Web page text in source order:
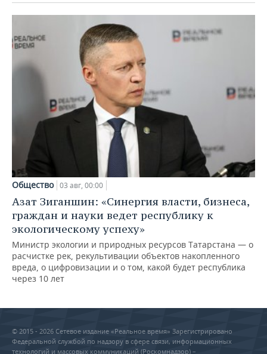
Общество 03 авг, 00:00
Азат Зиганшин: «Синергия власти, бизнеса,
граждан и науки ведет республику к
экологическому успеху»
Министр экологии и природных ресурсов Татарстана — о
расчистке рек, рекультивации объектов накопленного
вреда, о цифровизации и о том, какой будет республика
через 10 лет
© 2015 - 2026 Сетевое издание «Реальное время» Зарегистрировано
Федеральной службой по надзору в сфере связи, информационных
технологий и массовых коммуникаций (Роскомнадзор) –